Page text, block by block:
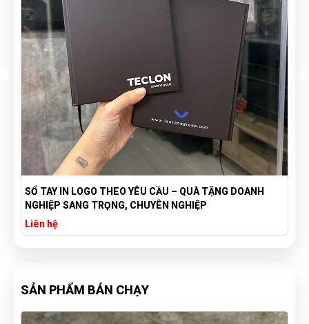
SỔ TAY IN LOGO THEO YÊU CẦU – QUÀ TẶNG DOANH
NGHIỆP SANG TRỌNG, CHUYÊN NGHIỆP
Liên hệ
SẢN PHẨM BÁN CHẠY